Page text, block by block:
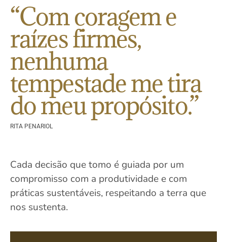
“Com coragem e
raízes firmes,
nenhuma
tempestade me tira
do meu propósito.”
RITA PENARIOL
Cada decisão que tomo é guiada por um
compromisso com a produtividade e com
práticas sustentáveis, respeitando a terra que
nos sustenta.